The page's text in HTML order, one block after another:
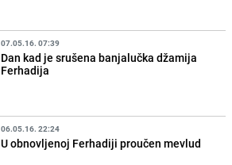
07.05.16. 07:39
Dan kad je srušena banjalučka džamija
Ferhadija
06.05.16. 22:24
U obnovljenoj Ferhadiji proučen mevlud